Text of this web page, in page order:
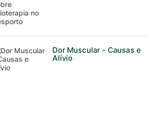
Dor Muscular - Causas e
Alívio